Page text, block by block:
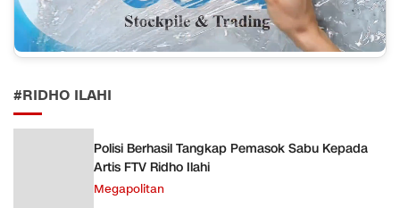
#RIDHO ILAHI
Polisi Berhasil Tangkap Pemasok Sabu Kepada
Artis FTV Ridho Ilahi
Megapolitan